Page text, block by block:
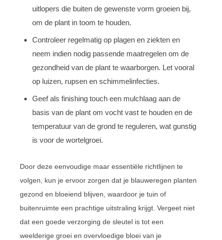
uitlopers die buiten de gewenste vorm groeien bij,
om de plant in toom te houden.
Controleer regelmatig op plagen en ziekten en
neem indien nodig passende maatregelen om de
gezondheid van de plant te waarborgen. Let vooral
op luizen, rupsen en schimmelinfecties.
Geef als finishing touch een mulchlaag aan de
basis van de plant om vocht vast te houden en de
temperatuur van de grond te reguleren, wat gunstig
is voor de wortelgroei.
Door deze eenvoudige maar essentiële richtlijnen te
volgen, kun je ervoor zorgen dat je blauweregen planten
gezond en bloeiend blijven, waardoor je tuin of
buitenruimte een prachtige uitstraling krijgt. Vergeet niet
dat een goede verzorging de sleutel is tot een
weelderige groei en overvloedige bloei van je